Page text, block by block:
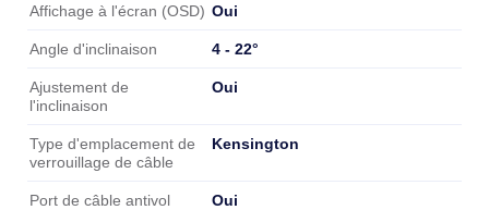
Affichage à l'écran (OSD) Oui
Angle d'inclinaison 4 - 22°
Ajustement de
l'inclinaison
Oui
Type d'emplacement de
verrouillage de câble
Kensington
Port de câble antivol Oui